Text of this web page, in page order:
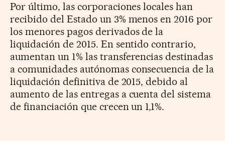
Por último, las corporaciones locales han
recibido del Estado un 3% menos en 2016 por
los menores pagos derivados de la
liquidación de 2015. En sentido contrario,
aumentan un 1% las transferencias destinadas
a comunidades autónomas consecuencia de la
liquidación definitiva de 2015, debido al
aumento de las entregas a cuenta del sistema
de financiación que crecen un 1,1%.